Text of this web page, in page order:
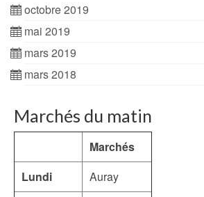
octobre 2019
mai 2019
mars 2019
mars 2018
Marchés du matin
Marchés
Lundi
Auray